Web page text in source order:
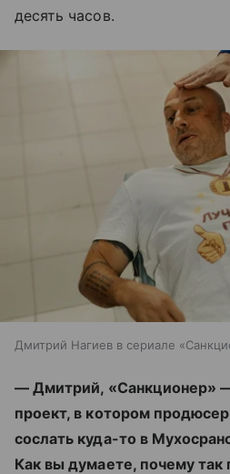
десять часов.
Дмитрий Нагиев в сериале
— Дмитрий, «Санкционер»
проект, в котором
сослать куда-то в
Как вы думаете, почему так